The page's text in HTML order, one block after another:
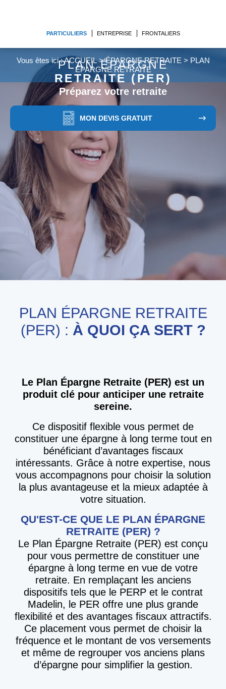
PARTICULIERS ENTREPRISE FRONTALIERS
Vous êtes ici :ACCUEIL>ÉPARGNE RETRAITE > PLAN
ÉPARGNE RETRAITE
PLAN ÉPARGNE
RETRAITE (PER)
Préparez votre retraite
MON DEVIS GRATUIT
PLAN ÉPARGNE RETRAITE
(PER) : À QUOI ÇA SERT ?
Le Plan Épargne Retraite (PER) est un
produit clé pour anticiper une retraite
sereine.
Ce dispositif flexible vous permet de
constituer une épargne à long terme tout en
bénéficiant d’avantages fiscaux
intéressants. Grâce à notre expertise, nous
vous accompagnons pour choisir la solution
la plus avantageuse et la mieux adaptée à
votre situation.
QU'EST-CE QUE LE PLAN ÉPARGNE
RETRAITE (PER) ?
Le Plan Épargne Retraite (PER) est conçu
pour vous permettre de constituer une
épargne à long terme en vue de votre
retraite. En remplaçant les anciens
dispositifs tels que le PERP et le contrat
Madelin, le PER offre une plus grande
flexibilité et des avantages fiscaux attractifs.
Ce placement vous permet de choisir la
fréquence et le montant de vos versements
et même de regrouper vos anciens plans
d’épargne pour simplifier la gestion.